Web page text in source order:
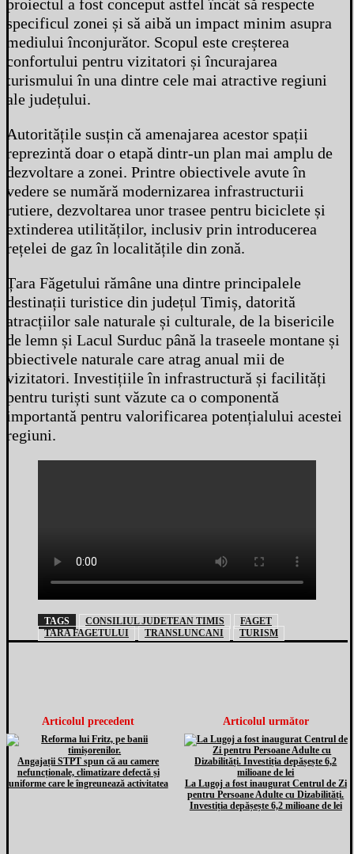
proiectul a fost conceput astfel încât să respecte
specificul zonei și să aibă un impact minim asupra
mediului înconjurător. Scopul este creșterea
confortului pentru vizitatori și încurajarea
turismului în una dintre cele mai atractive regiuni
ale județului.
Autoritățile susțin că amenajarea acestor spații
reprezintă doar o etapă dintr-un plan mai amplu de
dezvoltare a zonei. Printre obiectivele avute în
vedere se numără modernizarea infrastructurii
rutiere, dezvoltarea unor trasee pentru biciclete și
extinderea utilităților, inclusiv prin introducerea
rețelei de gaz în localitățile din zonă.
Țara Făgetului rămâne una dintre principalele
destinații turistice din județul Timiș, datorită
atracțiilor sale naturale și culturale, de la bisericile
de lemn și Lacul Surduc până la traseele montane și
obiectivele naturale care atrag anual mii de
vizitatori. Investițiile în infrastructură și facilități
pentru turiști sunt văzute ca o componentă
importantă pentru valorificarea potențialului acestei
regiuni.
TAGS CONSILIUL JUDETEAN TIMIS
FAGET
TARA FAGETULUI
TRANSLUNCANI TURISM
Articolul precedent
Angajații STPT spun că au camere
nefuncționale, climatizare defectă și
uniforme care le îngreunează activitatea
Articolul următor
La Lugoj a fost inaugurat Centrul de Zi
pentru Persoane Adulte cu Dizabilități.
Investiția depășește 6,2 milioane de lei